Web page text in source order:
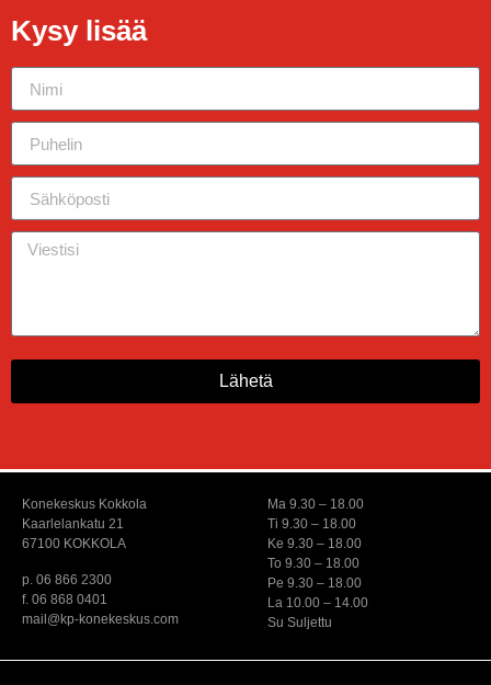
Kysy lisää
Lähetä
Konekeskus Kokkola
Kaarlelankatu 21
67100 KOKKOLA
p. 06 866 2300
f. 06 868 0401
mail@kp-konekeskus.com
Ma 9.30 – 18.00
Ti 9.30 – 18.00
Ke 9.30 – 18.00
To 9.30 – 18.00
Pe 9.30 – 18.00
La 10.00 – 14.00
Su Suljettu